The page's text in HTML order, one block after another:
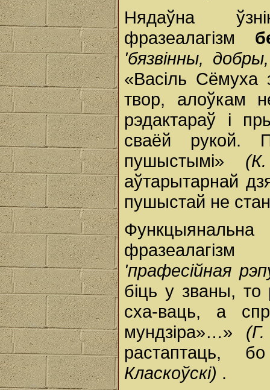
Нядаўна
фразеалагізм
'бязвінны,
«Васіль Сёмуха
твор, алоўкам
рэдактараў і
сваёй рукой.
пушыстымі»
аўтарытарнай
пушыстай не
'прафесійная
біць у званы,
сха-ваць, а
мундзіра»…»
растаптаць,
Класкоўскі) .